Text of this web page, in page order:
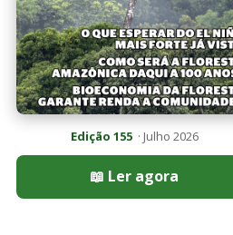
Edição 155· Julho 2026
📖 Ler agora